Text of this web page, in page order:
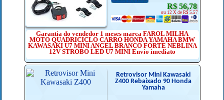
R$ 56,78
ou 12 X de R$ 5.57
Garantia do vendedor 1 meses marca FAROL MILHA
MOTO QUADRICICLO CARRO HONDA YAMAHA BMW
KAWASAKI U7 MINI ANGEL BRANCO FORTE NEBLINA
12V STROBO LED U7 MINI Envio imediato
Retrovisor Mini Kawasaki
Z400 Rebaixado 90 Honda
Yamaha